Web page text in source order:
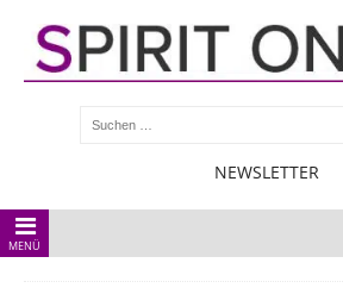
NEWSLETTER
MENÜ